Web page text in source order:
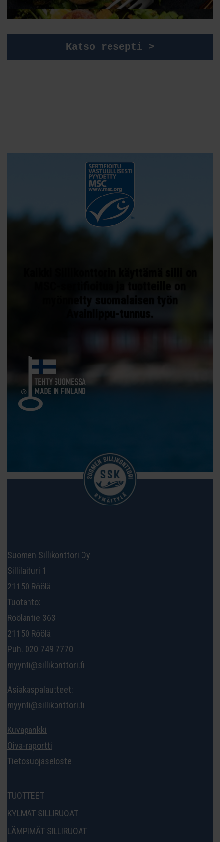
Katso resepti >
Avainlippu-tunnus.
Suomen Sillikonttori Oy
Sillilaituri 1
21150 Röölä
Tuotanto:
Rööläntie 363
21150 Röölä
Puh. 020 749 7770
myynti@sillikonttori.fi
Asiakaspalautteet:
myynti@sillikonttori.fi
Kuvapankki
Oiva-raportti
Tietosuojaseloste
TUOTTEET
KYLMÄT SILLIRUOAT
LÄMPIMÄT SILLIRUOAT